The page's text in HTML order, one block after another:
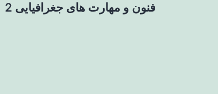
فنون و مهارت های جغرافیایی 2